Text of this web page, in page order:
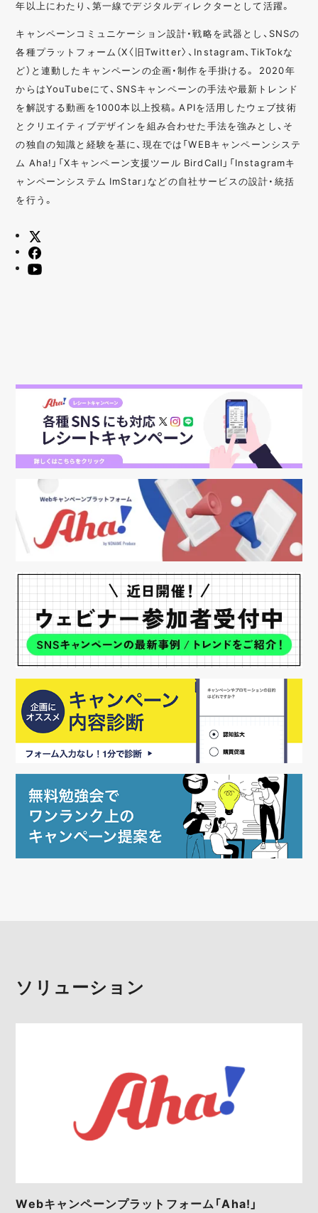
年以上にわたり、第一線でデジタルディレクターとして活躍。
キャンペーンコミュニケーション設計・戦略を武器とし、SNSの
各種プラットフォーム（X〈旧Twitter〉、Instagram、TikTokな
ど）と連動したキャンペーンの企画・制作を手掛ける。 2020年
からはYouTubeにて、SNSキャンペーンの手法や最新トレンド
を解説する動画を1000本以上投稿。APIを活用したウェブ技術
とクリエイティブデザインを組み合わせた手法を強みとし、そ
の独自の知識と経験を基に、現在では「WEBキャンペーンシステ
ム Aha!」「Xキャンペーン支援ツール BirdCall」「Instagramキ
ャンペーンシステム ImStar」などの自社サービスの設計・統括
を行う。
ソリューション
Webキャンペーンプラットフォーム「Aha!」